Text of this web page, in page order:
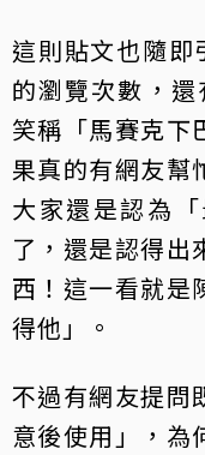
這則貼文也隨即
的瀏覽次數，
笑稱「馬賽克下
果真的有網友幫
大家還是認為
了，還是認得出
西！這一看就是
得他」。
不過有網友提問
意後使用」，為